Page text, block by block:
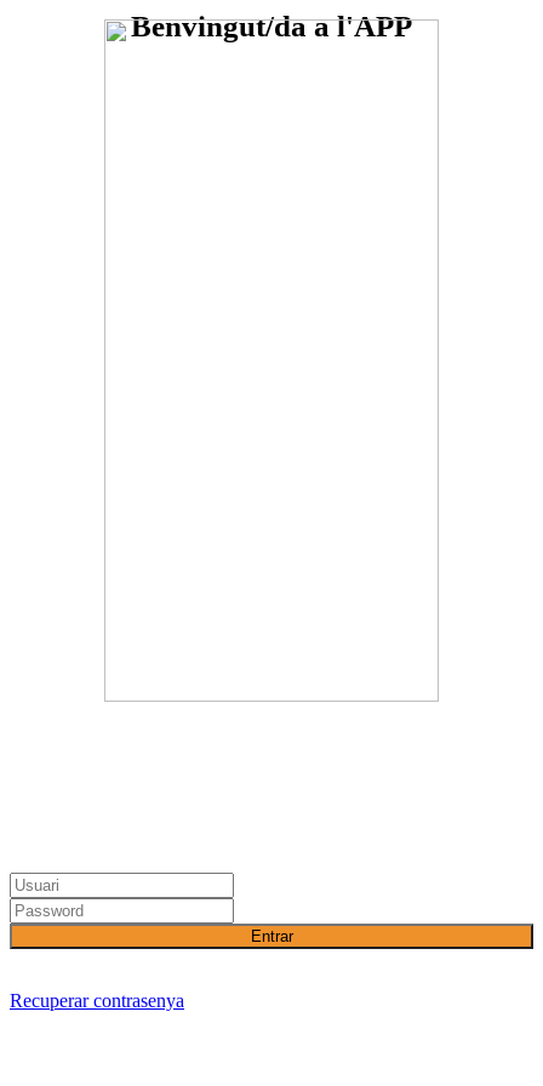
Benvingut/da a l'APP
Entrar
Recuperar contrasenya